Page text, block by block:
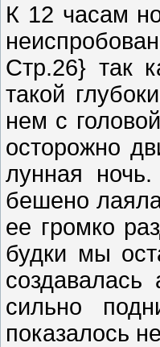
К 12 часам
Стр.26} так
такой
нем с
осторожно
лунная
бешено
ее громко
будки мы
сильно
показалось